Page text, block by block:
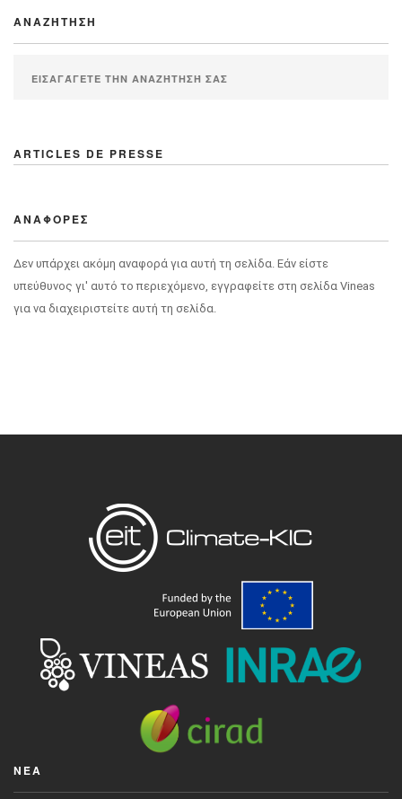
ΑΝΑΖΉΤΗΣΗ
ARTICLES DE PRESSE
ΑΝΑΦΟΡΈΣ
Δεν υπάρχει ακόμη αναφορά για αυτή τη σελίδα. Εάν είστε
υπεύθυνος γι' αυτό το περιεχόμενο, εγγραφείτε στη σελίδα Vineas
για να διαχειριστείτε αυτή τη σελίδα.
ΝΈΑ